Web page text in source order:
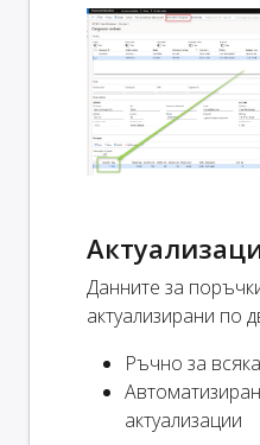
Данните за
актуализирани по
Ръчно за
актуализации